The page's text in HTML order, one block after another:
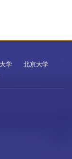
学
北京大学